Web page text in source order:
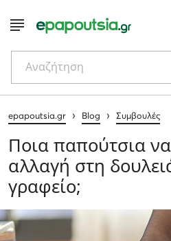
Αναζήτηση
epapoutsia.gr › Blog › Συμβουλές
Ποια παπούτσια να
αλλαγή στη
γραφείο;